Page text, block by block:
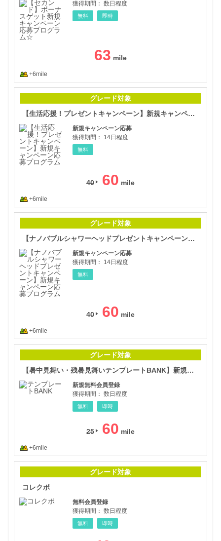
獲得期間： 数日程度
無料 即時
63
+6mile
グレード対象
【生活応援！プレゼントキャンペーン】新規キャンペーン応募プログラム
新規キャンペーン応募
獲得期間：
14日程度
無料
40 60
+6mile
グレード対象
【ナノバブルシャワーヘッドプレゼントキャンペーン】新規キャンペーン応募プログラム
新規キャンペーン応募
獲得期間：
14日程度
無料
40 60
+6mile
グレード対象
【暑中見舞い・残暑見舞いテンプレートBANK】新規会員登録
新規無料会員登録
獲得期間： 数日程度
無料 即時
25 60
+6mile
グレード対象
コレクポ
無料会員登録
獲得期間： 数日程度
無料 即時